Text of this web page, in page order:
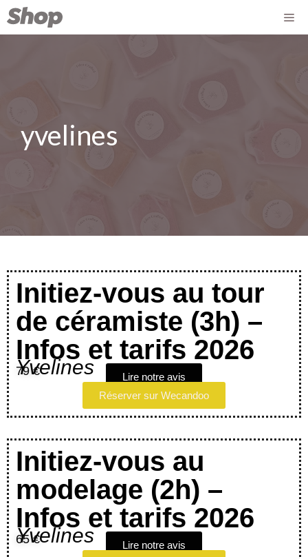
yvelines
Initiez-vous au tour
de céramiste (3h) –
Infos et tarifs 2026
Yvelines
79 €
Lire notre avis
Réserver sur Wecandoo
Initiez-vous au
modelage (2h) –
Infos et tarifs 2026
Yvelines
65 €
Lire notre avis